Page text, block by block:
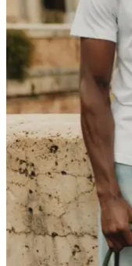
The Spectator’s
Współprace
Prince / Les Deux KB: